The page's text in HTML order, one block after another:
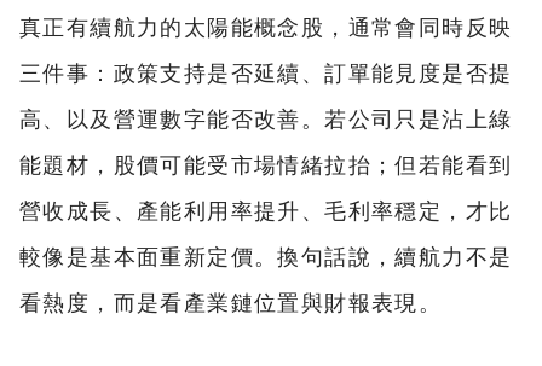
真正有續航力的太陽能概念股，通常會同時反映
三件事：政策支持是否延續、訂單能見度是否提
高、以及營運數字能否改善。若公司只是沾上綠
能題材，股價可能受市場情緒拉抬；但若能看到
營收成長、產能利用率提升、毛利率穩定，才比
較像是基本面重新定價。換句話說，續航力不是
看熱度，而是看產業鏈位置與財報表現。